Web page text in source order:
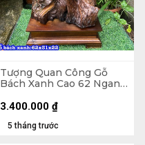
Tượng Quan Công Gỗ
Bách Xanh Cao 62 Ngang
5 tháng trước
3.400.000 ₫